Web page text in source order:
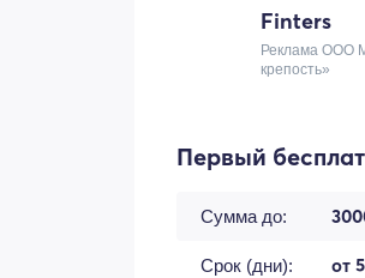
Finters
Реклама ООО
крепость»
Первый
Сумма до:
Срок (дни): от